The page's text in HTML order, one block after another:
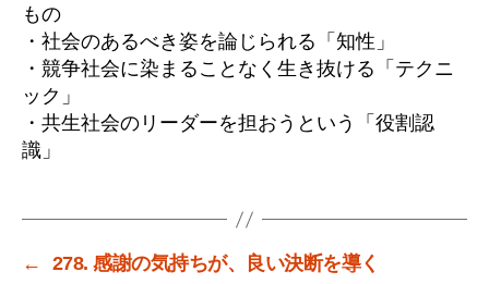
もの
・社会のあるべき姿を論じられる「知性」
・競争社会に染まることなく生き抜ける「テクニ
ック」
・共生社会のリーダーを担おうという「役割認
識」
←
278. 感謝の気持ちが、良い決断を導く